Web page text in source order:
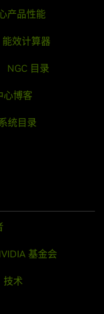
产品性能
能效计算器
NGC 目录
心博客
统目录
基金会
技术